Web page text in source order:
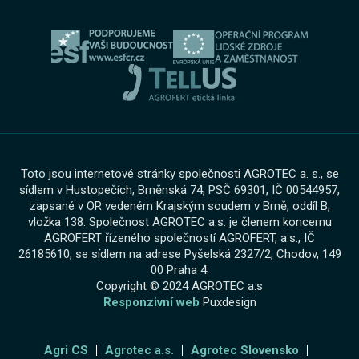
Zimní servisní akce
Cookies
Toto jsou internetové stránky společnosti AGROTEC a. s., se
sídlem v Hustopečích, Brněnská 74, PSČ 69301, IČ 00544957,
zapsané v OR vedeném Krajským soudem v Brně, oddíl B,
vložka 138. Společnost AGROTEC a.s. je členem koncernu
AGROFERT řízeného společností AGROFERT, a.s., IČ
26185610, se sídlem na adrese Pyšelská 2327/2, Chodov, 149
00 Praha 4.
Copyright © 2024 AGROTEC a.s
Responzivní web Puxdesign
Agri CS Agrotec a.s.
Agrotec Slovensko